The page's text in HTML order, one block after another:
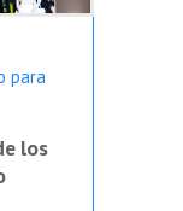
para
los